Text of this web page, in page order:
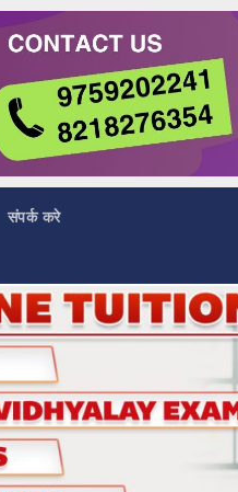
संपर्क करे